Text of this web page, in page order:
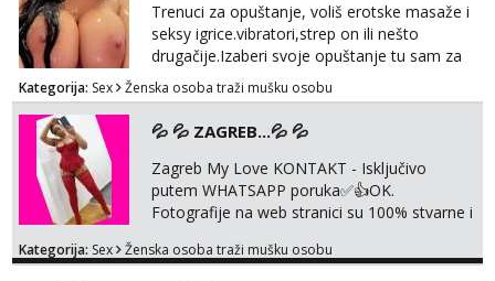
Trenuci za opuštanje, voliš erotske masaže i
seksy igrice.vibratori,strep on ili nešto
drugačije.Izaberi svoje opuštanje tu sam za
tebe.sve info na mob 095/762-8147
Kategorija: Sex Ženska osoba traži mušku osobu
💦 💦 ZAGREB...💦 💦
Zagreb My Love KONTAKT - Isključivo
putem WHATSAPP poruka✅️👍OK.
Fotografije na web stranici su 100% stvarne i
dobrodošli! Ali informacije ću vam poslati
Kategorija: Sex Ženska osoba traži mušku osobu